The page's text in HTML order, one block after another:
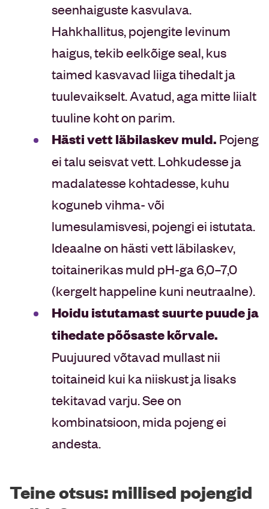
seenhaiguste kasvulava.
Hahkhallitus, pojengite levinum
haigus, tekib eelkõige seal, kus
taimed kasvavad liiga tihedalt ja
tuulevaikselt. Avatud, aga mitte liialt
tuuline koht on parim.
Hästi vett läbilaskev muld. Pojeng
ei talu seisvat vett. Lohkudesse ja
madalatesse kohtadesse, kuhu
koguneb vihma- või
lumesulamisvesi, pojengi ei istutata.
Ideaalne on hästi vett läbilaskev,
toitainerikas muld pH-ga 6,0–7,0
(kergelt happeline kuni neutraalne).
Hoidu istutamast suurte puude ja
tihedate põõsaste kõrvale.
Puujuured võtavad mullast nii
toitaineid kui ka niiskust ja lisaks
tekitavad varju. See on
kombinatsioon, mida pojeng ei
andesta.
Teine otsus: millised pojengid